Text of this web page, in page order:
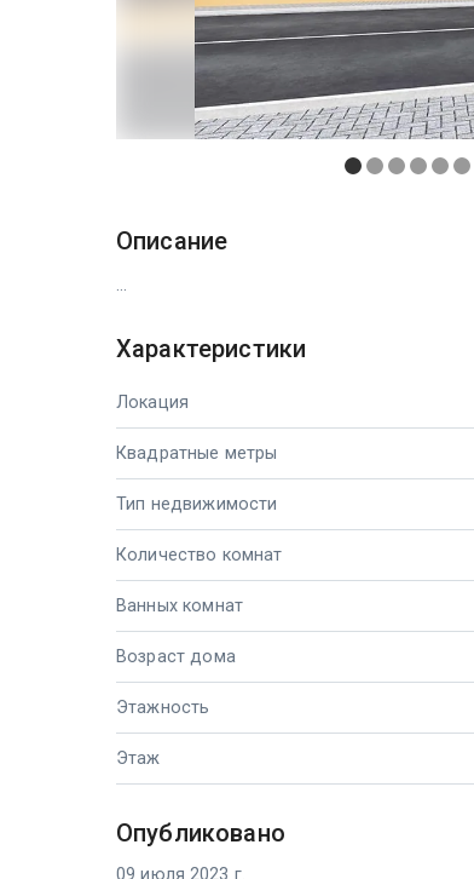
Описание
...
Характеристики
Локация
Квадратные метры
Тип недвижимости
Количество комнат
Ванных комнат
Возраст дома
Этажность
Этаж
Опубликовано
09 июля 2023 г.